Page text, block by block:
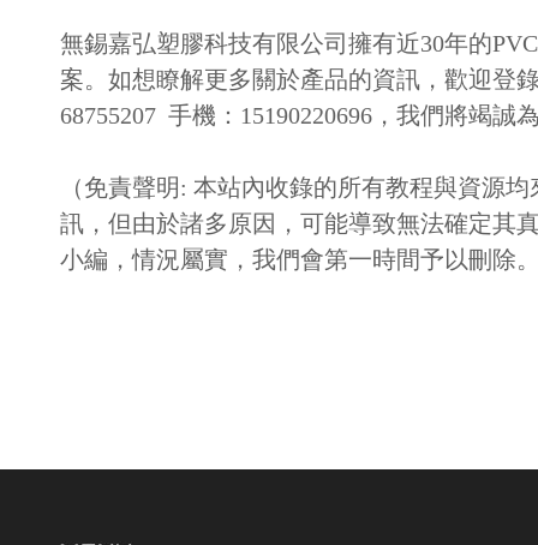
無錫嘉弘塑膠科技有限公司擁有近30年的
案。如想瞭解更多關於產品的資訊，歡迎登
68755207 手機：15190220696，我們將竭誠
（免責聲明: 本站內收錄的所有教程與資源
訊，但由於諸多原因，可能導致無法確定其
小編，情況屬實，我們會第一時間予以刪除